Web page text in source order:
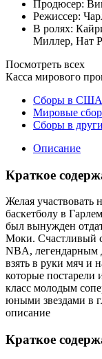
Продюсер:
Режиссер:
В ролях:
Миллер, Нат
Посмотреть всех
Касса мирового
Сборы в
Мировые
Сборы в
Описание
Краткое
Желая участвовать
баскетболу в
был вынужден
Моки. Счастливый
NBA, легендарным
взять в руки мяч и
которые постарели
класс молодым
юными звездами в
описание
Краткое